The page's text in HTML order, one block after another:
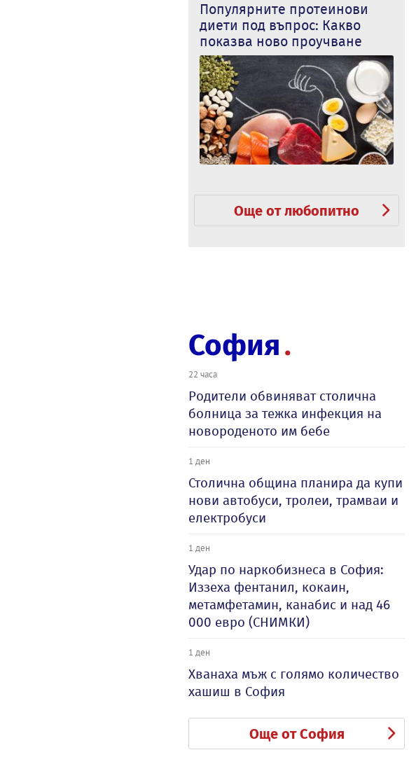
Популярните протеинови
диети под въпрос: Какво
показва ново проучване
Още от любопитно
София
22 часа
Родители обвиняват столична
болница за тежка инфекция на
новороденото им бебе
1 ден
Столична община планира да купи
нови автобуси, тролеи, трамваи и
електробуси
1 ден
Удар по наркобизнеса в София:
Иззеха фентанил, кокаин,
метамфетамин, канабис и над 46
000 евро (СНИМКИ)
1 ден
Хванаха мъж с голямо количество
хашиш в София
Още от София